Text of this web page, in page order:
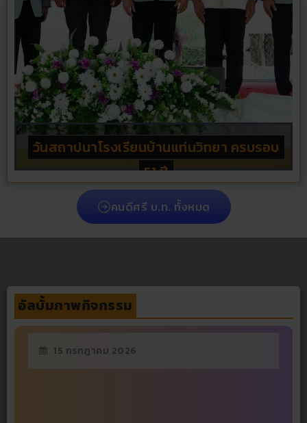
“CHAIYAPHUM BOARD GAMES 2026
ระดับประเทศ”ชิงถ้วยเกียรติยศ นายก
รัฐมนตรี อนุทิน ชาญวีรกูล
กิจกรรมเฉลิมพระเกียรติสมเด็จพระนางเจ้า
ฯ พระบรมราชินี เนื่องในโอกาสพระราชพิธี
มหามงคลเฉลิมพระชนมพรรษา…
วันสถาปนาโรงเรียนบ้านแท่นวิทยา ครบรอบ
51 ปี
กิจกรรมรณรงค์วันงดสูบบุหรี่โลก
กิจกรรมวันสำคัญทางพระพุทธศาสนา
เนื่องในวันวิสาขบูชา
คนดีศรี บ.ท. ทั้งหมด
อัลบั้มภาพกิจกรรม
15 กรกฎาคม 2026